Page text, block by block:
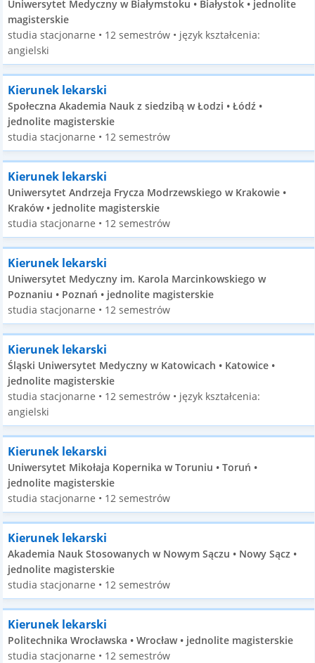
Uniwersytet Medyczny w Białymstoku • Białystok • jednolite
magisterskie
studia stacjonarne • 12 semestrów • język kształcenia:
angielski
Kierunek lekarski
Społeczna Akademia Nauk z siedzibą w Łodzi • Łódź •
jednolite magisterskie
studia stacjonarne • 12 semestrów
Kierunek lekarski
Uniwersytet Andrzeja Frycza Modrzewskiego w Krakowie •
Kraków • jednolite magisterskie
studia stacjonarne • 12 semestrów
Kierunek lekarski
Uniwersytet Medyczny im. Karola Marcinkowskiego w
Poznaniu • Poznań • jednolite magisterskie
studia stacjonarne • 12 semestrów
Kierunek lekarski
Śląski Uniwersytet Medyczny w Katowicach • Katowice •
jednolite magisterskie
studia stacjonarne • 12 semestrów • język kształcenia:
angielski
Kierunek lekarski
Uniwersytet Mikołaja Kopernika w Toruniu • Toruń •
jednolite magisterskie
studia stacjonarne • 12 semestrów
Kierunek lekarski
Akademia Nauk Stosowanych w Nowym Sączu • Nowy Sącz •
jednolite magisterskie
studia stacjonarne • 12 semestrów
Kierunek lekarski
Politechnika Wrocławska • Wrocław • jednolite magisterskie
studia stacjonarne • 12 semestrów